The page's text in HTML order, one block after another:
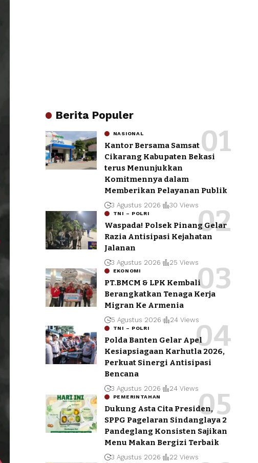
Berita Populer
NASIONAL
Kantor Bersama Samsat
Cikarang Kabupaten Bekasi
terus Menunjukkan
Komitmennya dalam
Memberikan Pelayanan Publik
3 Agustus 2026 30 Views
TNI – POLRI
Waspada! Polsek Pinang Gelar
Razia Antisipasi Kejahatan
Jalanan
3 Agustus 2026 25 Views
EKONOMI
PT.BMCM & LPK Kembali
Berangkatkan Tenaga Kerja
Migran Ke Armenia
5 Agustus 2026 24 Views
TNI – POLRI
Polda Banten Gelar Apel
Kesiapsiagaan Karhutla 2026,
Perkuat Sinergi Antisipasi
Bencana
3 Agustus 2026 24 Views
PEMERINTAHAN
Dukung Asta Cita Presiden,
SPPG Pagelaran Sindanglaya 2
Pandeglang Konsisten Sajikan
Menu Makan Bergizi Terbaik
3 Agustus 2026 22 Views